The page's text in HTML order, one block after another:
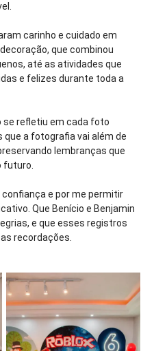
carinho e cuidado em
que combinou
até as atividades que
e felizes durante toda a
se refletiu em cada foto
a fotografia vai além de
lembranças que
futuro.
e por me permitir
Que Benício e Benjamin
e que esses registros
recordações.